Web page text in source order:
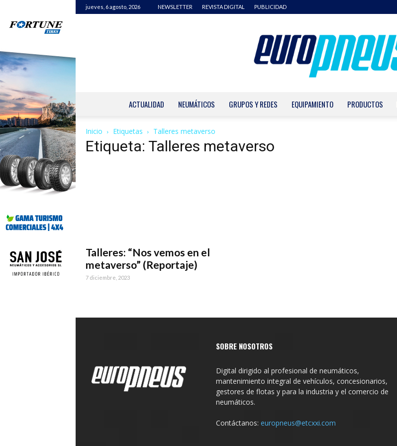
jueves, 6 agosto, 2026 NEWSLETTER REVISTA DIGITAL PUBLICIDAD
ACTUALIDAD NEUMÁTICOS GRUPOS Y REDES EQUIPAMIENTO PRODUCTOS
Inicio Etiquetas Talleres metaverso
Etiqueta: Talleres metaverso
Talleres: “Nos vemos en el
metaverso” (Reportaje)
7 diciembre, 2023
SOBRE NOSOTROS
Digital dirigido al profesional de neumáticos,
mantenimiento integral de vehículos, concesionarios,
gestores de flotas y para la industria y el comercio de
neumáticos.
Contáctanos: europneus@etcxxi.com